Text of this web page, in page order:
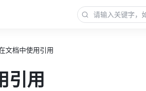
文档中使用引用
引用